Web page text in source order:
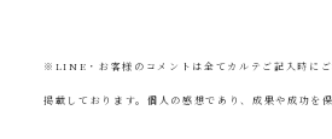
※LINE・お客様のコメントは全てカルテご記入時に
掲載しております。個人の感想であり、成果や成功を